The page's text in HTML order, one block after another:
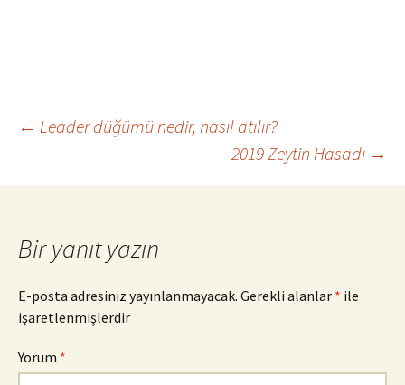
Yazı
dolaşımı
← Leader düğümü nedir, nasıl atılır?
2019 Zeytin Hasadı →
Bir yanıt yazın
E-posta adresiniz yayınlanmayacak. Gerekli alanlar * ile
işaretlenmişlerdir
Yorum *